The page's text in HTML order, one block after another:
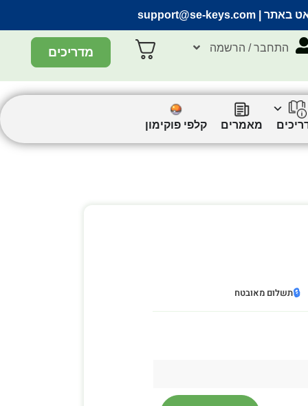
באתר | support@se-keys.com
התחבר / הרשמה מדריכים
מאמרים קלפי פוקימון
🔒תשלום מאובטח